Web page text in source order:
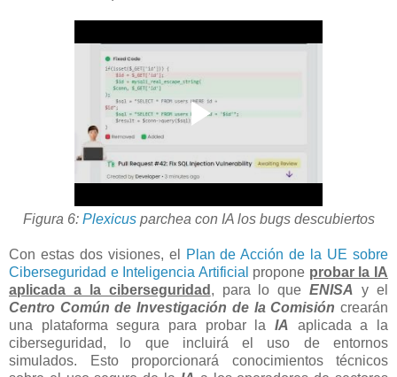
Figura 6: Plexicusparchea con IA los bugs descubiertos
Con estas dos visiones, el
Plan de Acción de la UE sobre
Ciberseguridad e Inteligencia Artificial propone probar la IA
aplicada a la ciberseguridad , para lo queENISA y el
Centro Común de Investigación de la Comisión crearán
una plataforma segura para probar la IA aplicada a la
ciberseguridad, lo que incluirá el uso de entornos
simulados. Esto proporcionará conocimientos técnicos